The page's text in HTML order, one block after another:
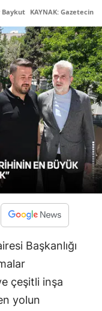
Baykut KAYNAK: Gazetecin
Başkanlığı
çeşitli inşa
yolun